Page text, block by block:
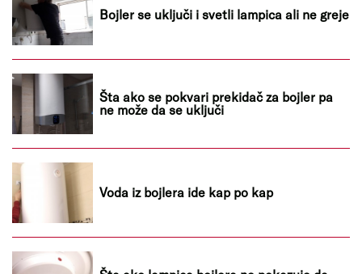
Bojler se uključi i svetli lampica ali ne greje
Šta ako se pokvari prekidač za bojler pa
ne može da se uključi
Voda iz bojlera ide kap po kap